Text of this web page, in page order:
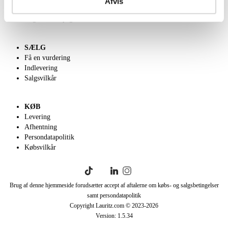
SÆLG
Få en vurdering
Indlevering
Salgsvilkår
KØB
Levering
Afhentning
Persondatapolitik
Købsvilkår
Brug af denne hjemmeside forudsætter accept af aftalerne om købs- og salgsbetingelser
samt persondatapolitik
Copyright Lauritz.com © 2023-2026
Version: 1.5.34